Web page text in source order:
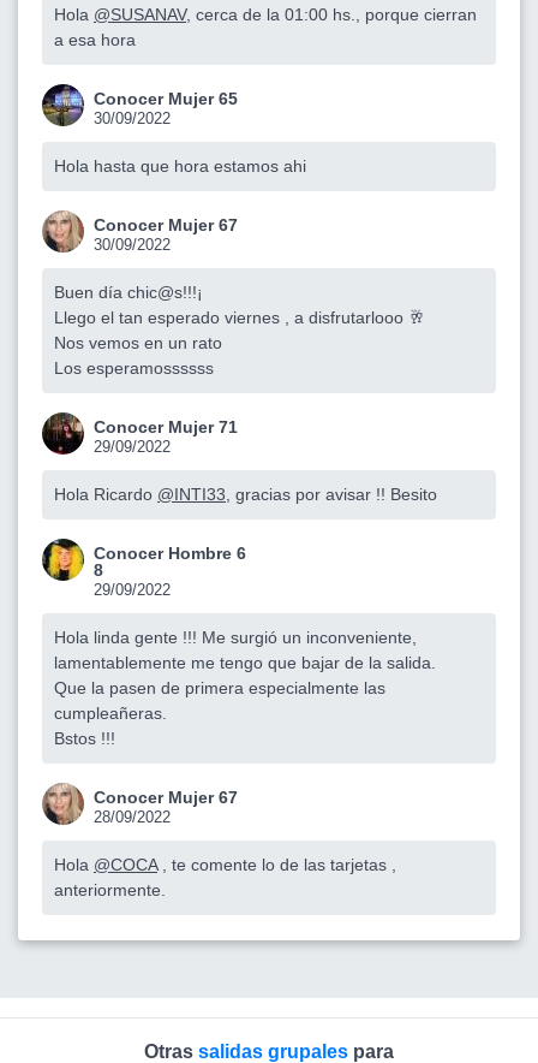
Hola @SUSANAV, cerca de la 01:00 hs., porque cierran
a esa hora
Conocer Mujer 65
30/09/2022
Hola hasta que hora estamos ahi
Conocer Mujer 67
30/09/2022
Buen día chic@s!!!¡
Llego el tan esperado viernes , a disfrutarlooo 🥂
Nos vemos en un rato
Los esperamossssss
Conocer Mujer 71
29/09/2022
Hola Ricardo @INTI33 , gracias por avisar !! Besito
Conocer Hombre 6
8
29/09/2022
Hola linda gente !!! Me surgió un inconveniente,
lamentablemente me tengo que bajar de la salida.
Que la pasen de primera especialmente las
cumpleañeras.
Bstos !!!
Conocer Mujer 67
28/09/2022
Hola @COCA, te comente lo de las tarjetas ,
anteriormente.
Otras salidas grupales para